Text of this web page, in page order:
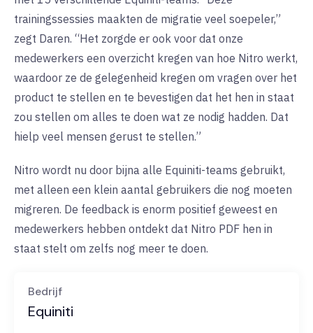
trainingssessies maakten de migratie veel soepeler,”
zegt Daren. “Het zorgde er ook voor dat onze
medewerkers een overzicht kregen van hoe Nitro werkt,
waardoor ze de gelegenheid kregen om vragen over het
product te stellen en te bevestigen dat het hen in staat
zou stellen om alles te doen wat ze nodig hadden. Dat
hielp veel mensen gerust te stellen.”
Nitro wordt nu door bijna alle Equiniti-teams gebruikt,
met alleen een klein aantal gebruikers die nog moeten
migreren. De feedback is enorm positief geweest en
medewerkers hebben ontdekt dat Nitro PDF hen in
staat stelt om zelfs nog meer te doen.
Bedrijf
Equiniti